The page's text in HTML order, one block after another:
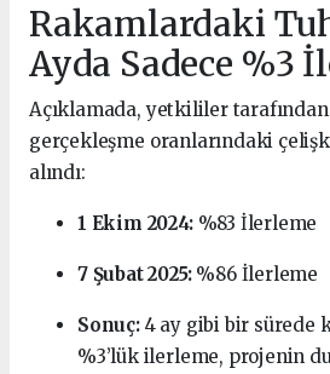
Rakamlardaki
Ayda Sadece %3
Açıklamada, yetkililer
gerçekleşme oranlarındaki
alındı:
1 Ekim 2024:%83 İlerleme
7 Şubat 2025:%86 İlerleme
Sonuç:4 ay gibi bir sürede
%3’lük ilerleme, projenin